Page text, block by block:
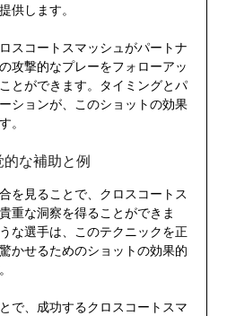
供します。
スコートスマッシュがパートナ
攻撃的なプレーをフォローアッ
とができます。タイミングとパ
ションが、このショットの効果
。
な補助と例
を見ることで、クロスコートス
重な洞察を得ることができま
な選手は、このテクニックを正
かせるためのショットの効果的
で、成功するクロスコートスマ